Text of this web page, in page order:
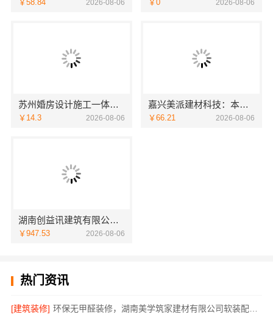
￥58.84 2026-08-06 ￥0 2026-08-06
苏州婚房设计施工一体化，苏州兔哥哥智装专业
￥14.3 2026-08-06
嘉兴美派建材科技：本地家装施工全包透明报价保障
￥66.21 2026-08-06
湖南创益讯建筑有限公司-长沙正规家装零增项承诺
￥947.53 2026-08-06
热门资讯
[建筑装修]